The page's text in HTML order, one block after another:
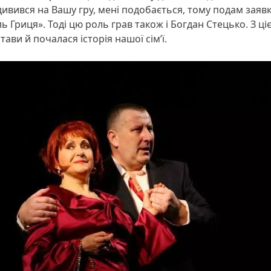
на Вашу гру, мені подобається, тому подам
Гриця». Тоді цю роль грав також і Богдан Стецько. З
й почалася історія нашої сім’ї.